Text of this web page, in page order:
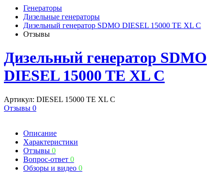
Генераторы
Дизельные генераторы
Дизельный генератор SDMO DIESEL 15000 TE XL C
Отзывы
Дизельный генератор SDMO
DIESEL 15000 TE XL C
Артикул: DIESEL 15000 TE XL C
Отзывы 0
Описание
Характеристики
Отзывы 0
Вопрос-ответ 0
Обзоры и видео 0